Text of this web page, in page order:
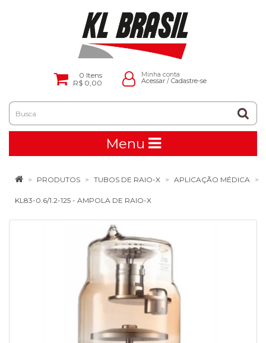
0 Itens
R$ 0,00
Minha conta
Acessar/ Cadastre-se
Menu
PRODUTOS TUBOS DE RAIO-X APLICAÇÃO MÉDICA
KL83-0.6/1.2-125 - AMPOLA DE RAIO-X